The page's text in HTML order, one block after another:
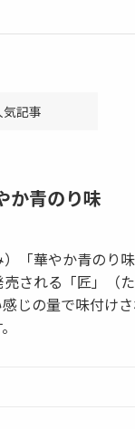
気記事
か青のり味
「華やか青のり
される「匠」（
じの量で味付け